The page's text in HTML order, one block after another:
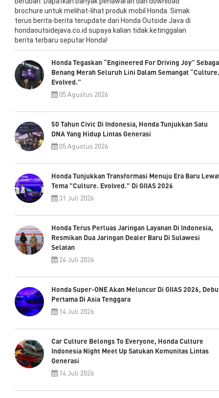
brochure untuk melihat-lihat produk mobil Honda. Simak
terus berita-berita terupdate dari Honda Outside Java di
hondaoutsidejava.co.id supaya kalian tidak ketinggalan
berita terbaru seputar Honda!
Honda Tegaskan “Engineered For Driving Joy”
Benang Merah Seluruh Lini Dalam Semangat “Culture.
Evolved.”
05 Agustus 2026
50 Tahun Civic Di Indonesia, Honda Tunjukkan Satu
DNA Yang Hidup Lintas Generasi
05 Agustus 2026
Honda Tunjukkan Transformasi Menuju Era Baru
Tema "Culture. Evolved." Di GIIAS 2026
31 Juli 2026
Honda Terus Perluas Jaringan Layanan Di Indonesia,
Resmikan Dua Jaringan Dealer Baru Di Sulawesi
Selatan
24 Juli 2026
Honda Super-ONE Akan Meluncur Di GIIAS 2026,
Pertama Di Asia Tenggara
14 Juli 2026
Car Culture Belongs To Everyone, Honda Culture
Indonesia Night Meet Up Satukan Komunitas Lintas
Generasi
14 Juli 2026